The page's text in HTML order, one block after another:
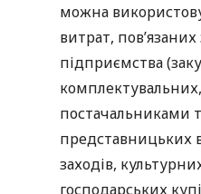
можна
витрат,
підприємства
постачальниками
представницьких
заходів,
господарських